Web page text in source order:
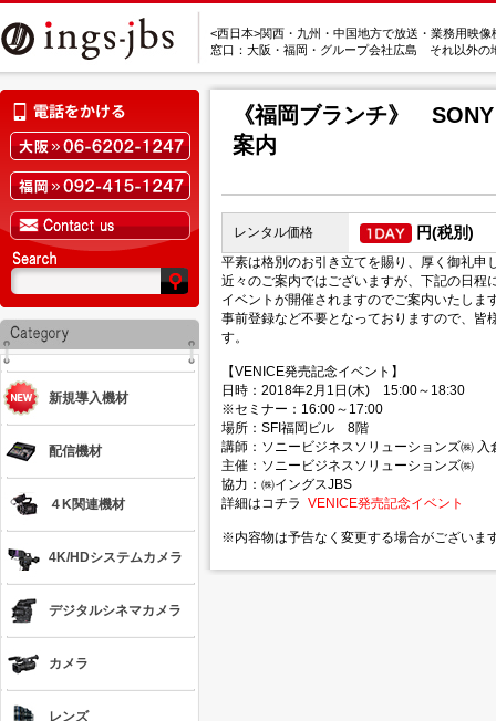
<西日本>関西・九州・中国地方で放送・業務用映
窓口：大阪・福岡・グループ会社広島 それ以外の
新規導入機材
配信機材
４K関連機材
4K/HDシステムカメラ
デジタルシネマカメラ
カメラ
レンズ
《福岡ブランチ》
案内
レンタル価格 円(税別)
平素は格別のお引き立てを賜り、厚く御礼申
近々のご案内ではございますが、下記の日
イベントが開催されますのでご案内いたしま
事前登録など不要となっておりますので、皆
す。
【VENICE発売記念イベント】
日時：2018年2月1日(木) 15:00～18:30
※セミナー：16:00～17:00
場所：SFI福岡ビル 8階
講師：ソニービジネスソリューションズ㈱ 入
主催：ソニービジネスソリューションズ㈱
協力：㈱イングスJBS
詳細はコチラ VENICE発売記念イベント
※内容物は予告なく変更する場合がございま